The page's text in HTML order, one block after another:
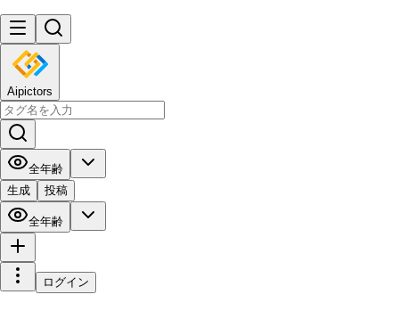
Aipictors
全年齢
生成
投稿
全年齢
ログイン